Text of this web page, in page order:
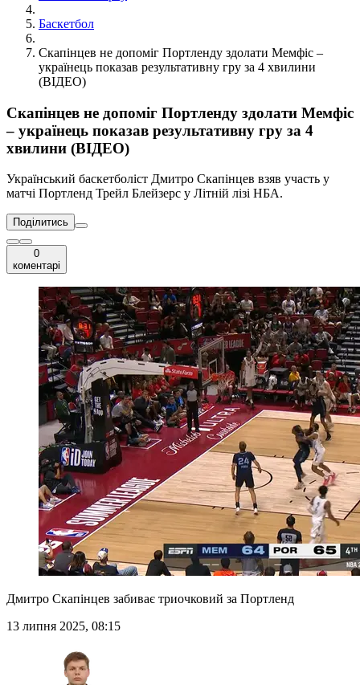
Баскетбол
Скапінцев не допоміг Портленду здолати Мемфіс –
українець показав результативну гру за 4 хвилини
(ВІДЕО)
Скапінцев не допоміг Портленду здолати Мемфіс
– українець показав результативну гру за 4
хвилини (ВІДЕО)
Український баскетболіст Дмитро Скапінцев взяв участь у
матчі Портленд Трейл Блейзерс у Літній лізі НБА.
Поділитись
0
коментарі
Дмитро Скапінцев забиває триочковий за Портленд
13 липня 2025, 08:15